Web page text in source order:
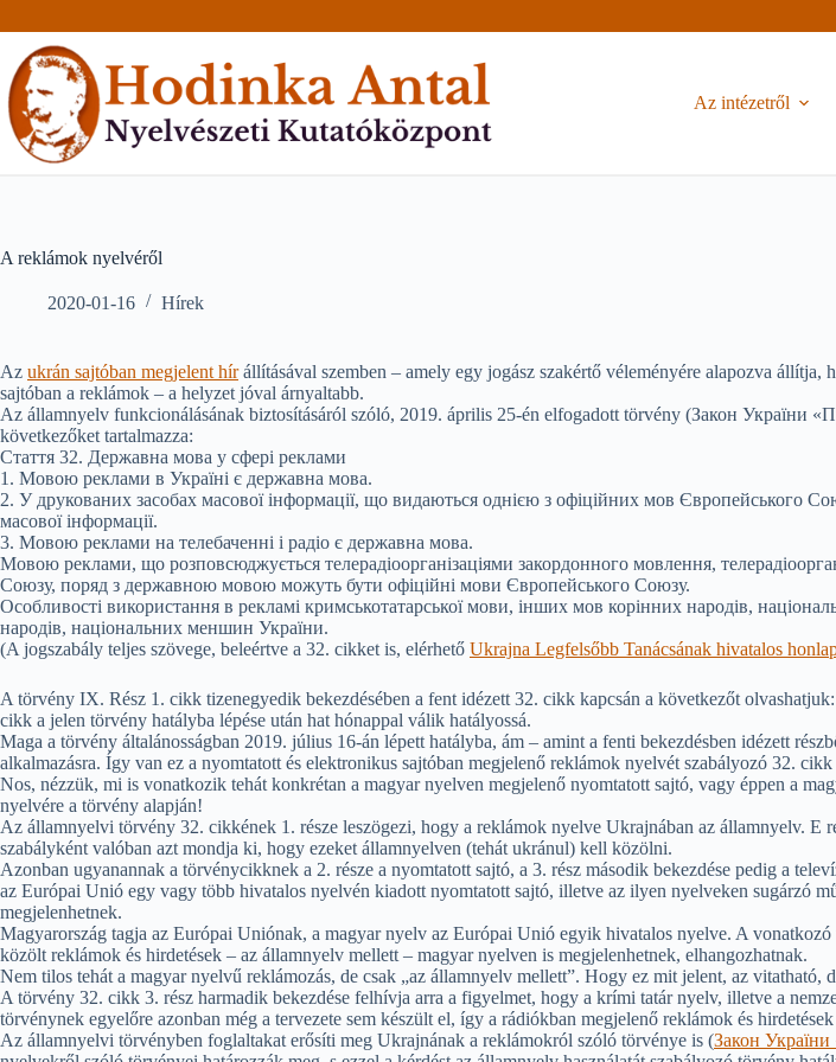
to
content
Az intézetről
A reklámok nyelvéről
2020-01-16 Hírek
Az ukrán sajtóban megjelent hírállításával szemben – amely egy jogász szakértő véleményére alapozva
sajtóban a reklámok – a helyzet jóval árnyaltabb.
Az államnyelv funkcionálásának biztosításáról szóló, 2019. április 25-én elfogadott törvény (Закон України
következőket tartalmazza:
Стаття 32. Державна мова у сфері реклами
1. Мовою реклами в Україні є державна мова.
2. У друкованих засобах масової інформації, що видаються однією з офіційних мов Європейського
масової інформації.
3. Мовою реклами на телебаченні і радіо є державна мова.
Мовою реклами, що розповсюджується телерадіоорганізаціями закордонного мовлення,
Союзу, поряд з державною мовою можуть бути офіційні мови Європейського Союзу.
Особливості використання в рекламі кримськотатарської мови, інших мов корінних народів,
народів, національних меншин України.
(A jogszabály teljes szövege, beleértve a 32. cikket is, elérhető Ukrajna Legfelsőbb Tanácsának hivatalos
A törvény IX. Rész 1. cikk tizenegyedik bekezdésében a fent idézett 32. cikk kapcsán a következőt
cikk a jelen törvény hatályba lépése után hat hónappal válik hatályossá.
Maga a törvény általánosságban 2019. július 16-án lépett hatályba, ám – amint a fenti bekezdésben idézett
alkalmazásra. Így van ez a nyomtatott és elektronikus sajtóban megjelenő reklámok nyelvét szabályozó 32.
Nos, nézzük, mi is vonatkozik tehát konkrétan a magyar nyelven megjelenő nyomtatott sajtó, vagy éppen a
nyelvére a törvény alapján!
Az államnyelvi törvény 32. cikkének 1. része leszögezi, hogy a reklámok nyelve Ukrajnában az államnyelv.
szabályként valóban azt mondja ki, hogy ezeket államnyelven (tehát ukránul) kell közölni.
Azonban ugyanannak a törvénycikknek a 2. része a nyomtatott sajtó, a 3. rész második bekezdése pedig a
az Európai Unió egy vagy több hivatalos nyelvén kiadott nyomtatott sajtó, illetve az ilyen nyelveken sugárzó
megjelenhetnek.
Magyarország tagja az Európai Uniónak, a magyar nyelv az Európai Unió egyik hivatalos nyelve. A
közölt reklámok és hirdetések – az államnyelv mellett – magyar nyelven is megjelenhetnek, elhangozhatnak.
Nem tilos tehát a magyar nyelvű reklámozás, de csak „az államnyelv mellett”. Hogy ez mit jelent, az
A törvény 32. cikk 3. rész harmadik bekezdése felhívja arra a figyelmet, hogy a krími tatár nyelv, illetve a
törvénynek egyelőre azonban még a tervezete sem készült el, így a rádiókban megjelenő reklámok és
Az államnyelvi törvényben foglaltakat erősíti meg Ukrajnának a reklámokról szóló törvénye is (Закон